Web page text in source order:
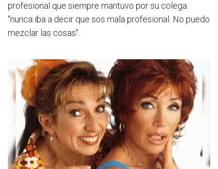
profesional que siempre mantuvo por su colega:
"nunca iba a decir que sos mala profesional. No puedo
mezclar las cosas".